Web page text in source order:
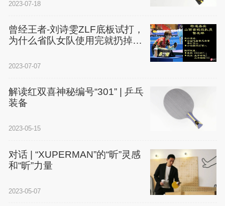
2023-07-18
曾经王者-刘诗雯ZLF底板试打，
为什么省队女队使用完就扔掉了
2023-07-07
解读红双喜神秘编号“301” | 乒乓
装备
2023-05-15
对话 | “XUPERMAN”的“昕”灵感
和“昕”力量
2023-05-07